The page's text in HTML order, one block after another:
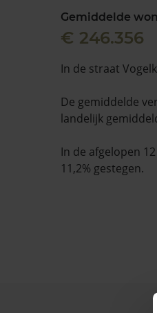
Gemiddelde
€ 246.356
In de straat
De gemiddelde
landelijk
In de afgelopen
11,2% gestegen.